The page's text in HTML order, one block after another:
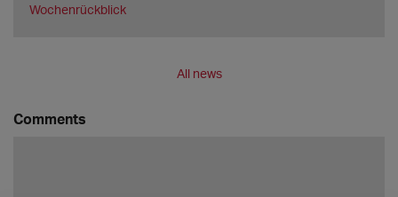
Wochenrückblick
All news
Comments